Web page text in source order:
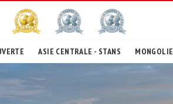
ASIE CENTRALE - STANS MONGOLIE